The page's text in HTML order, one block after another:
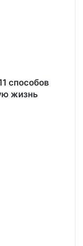
способов
жизнь